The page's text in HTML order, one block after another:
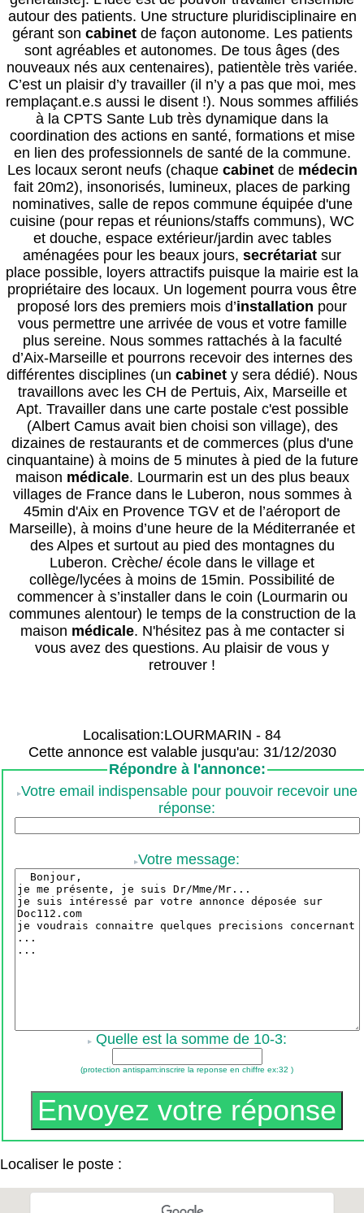
autour des patients. Une structure pluridisciplinaire en
gérant son cabinetde façon autonome. Les patients
sont agréables et autonomes. De tous âges (des
nouveaux nés aux centenaires), patientèle très variée.
C’est un plaisir d’y travailler (il n’y a pas que moi, mes
remplaçant.e.s aussi le disent !). Nous sommes affiliés
à la CPTS Sante Lub très dynamique dans la
coordination des actions en santé, formations et mise
en lien des professionnels de santé de la commune.
Les locaux seront neufs (chaque cabinetde médecin
fait 20m2), insonorisés, lumineux, places de parking
nominatives, salle de repos commune équipée d'une
cuisine (pour repas et réunions/staffs communs), WC
et douche, espace extérieur/jardin avec tables
aménagées pour les beaux jours, secrétariat sur
place possible, loyers attractifs puisque la mairie est la
propriétaire des locaux. Un logement pourra vous être
proposé lors des premiers mois d’installation pour
vous permettre une arrivée de vous et votre famille
plus sereine. Nous sommes rattachés à la faculté
d’Aix-Marseille et pourrons recevoir des internes des
différentes disciplines (un cabinet y sera dédié). Nous
travaillons avec les CH de Pertuis, Aix, Marseille et
Apt. Travailler dans une carte postale c'est possible
(Albert Camus avait bien choisi son village), des
dizaines de restaurants et de commerces (plus d'une
cinquantaine) à moins de 5 minutes à pied de la future
maison médical e. Lourmarin est un des plus beaux
villages de France dans le Luberon, nous sommes à
45min d'Aix en Provence TGV et de l’aéroport de
Marseille), à moins d’une heure de la Méditerranée et
des Alpes et surtout au pied des montagnes du
Luberon. Crèche/ école dans le village et
collège/lycées à moins de 15min. Possibilité de
commencer à s’installer dans le coin (Lourmarin ou
communes alentour) le temps de la construction de la
maison médical e. N'hésitez pas à me contacter si
vous avez des questions. Au plaisir de vous y
retrouver !
Localisation:LOURMARIN - 84
Cette annonce est valable jusqu'au: 31/12/2030
Répondre à l'annonce:
Votre email indispensable pour pouvoir recevoir une
réponse:
Votre message:
Quelle est la somme de 10-3:
(protection antispam:inscrire la reponse en chiffre ex:32 )
Localiser le poste :